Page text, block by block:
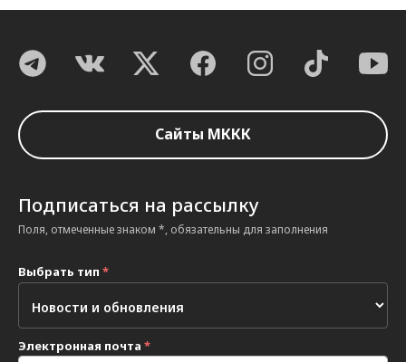
Сайты МККК
Подписаться на рассылку
Поля, отмеченные знаком *, обязательны для заполнения
Выбрать тип *
Электронная почта *